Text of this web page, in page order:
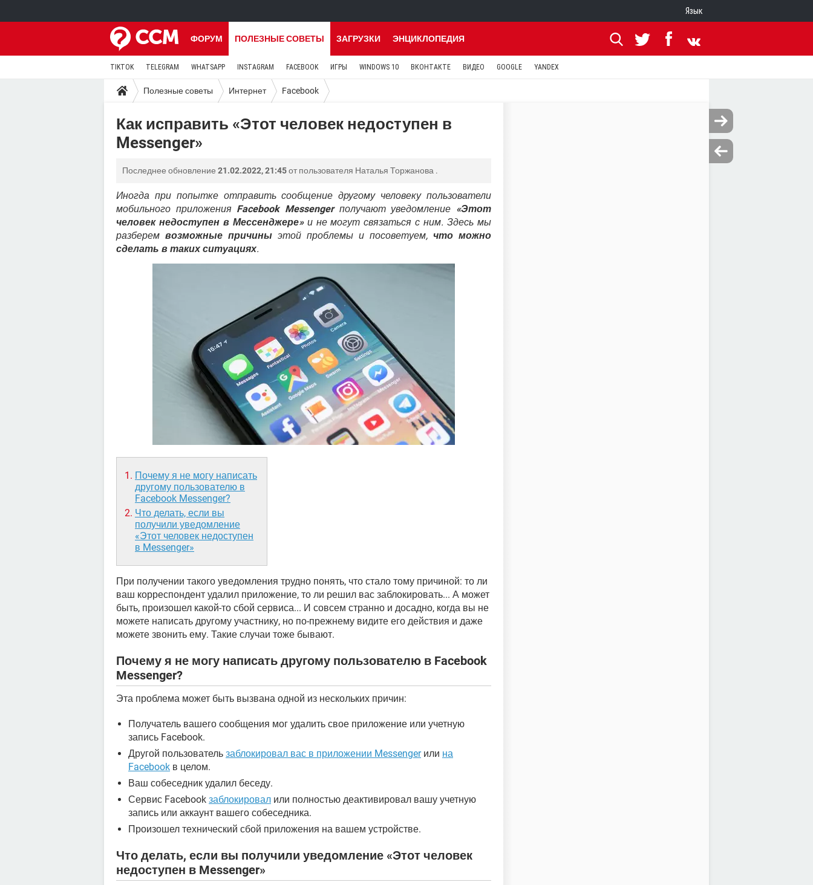
Язык
ФОРУМ ПОЛЕЗНЫЕ СОВЕТЫ ЗАГРУЗКИ ЭНЦИКЛОПЕДИЯ
TIKTOK TELEGRAM WHATSAPP INSTAGRAM FACEBOOK ИГРЫ WINDOWS 10 ВКОНТАКТЕ ВИДЕО GOOGLE YANDEX
Полезные советы Интернет Facebook
Как исправить «Этот человек недоступен в
Messenger»
Последнее обновление 21.02.2022, 21:45от пользователя Наталья Торжанова .
Иногда при попытке отправить сообщение другому человеку пользователи
мобильного приложения Facebook Messengerполучают уведомление «Этот
человек недоступен в Мессенджере»и не могут связаться с ним. Здесь мы
разберем возможные причины этой проблемы и посоветуем, что можно
сделать в таких ситуациях.
Почему я не могу написать
другому пользователю в
Facebook Messenger?
Что делать, если вы
получили уведомление
«Этот человек недоступен
в Messenger»
При получении такого уведомления трудно понять, что стало тому причиной: то ли
ваш корреспондент удалил приложение, то ли решил вас заблокировать... А может
быть, произошел какой-то сбой сервиса... И совсем странно и досадно, когда вы не
можете написать другому участнику, но по-прежнему видите его действия и даже
можете звонить ему. Такие случаи тоже бывают.
Почему я не могу написать другому пользователю в Facebook
Messenger?
Эта проблема может быть вызвана одной из нескольких причин:
Получатель вашего сообщения мог удалить свое приложение или учетную
запись Facebook.
Другой пользователь заблокировал вас в приложении Messengerили на
Facebook в целом.
Ваш собеседник удалил беседу.
Сервис Facebook заблокировал или полностью деактивировал вашу учетную
запись или аккаунт вашего собеседника.
Произошел технический сбой приложения на вашем устройстве.
Что делать, если вы получили уведомление «Этот человек
недоступен в Messenger»